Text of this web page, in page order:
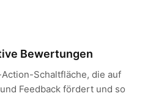
Bewertungen
Schaltfläche, die auf
Feedback fördert und so